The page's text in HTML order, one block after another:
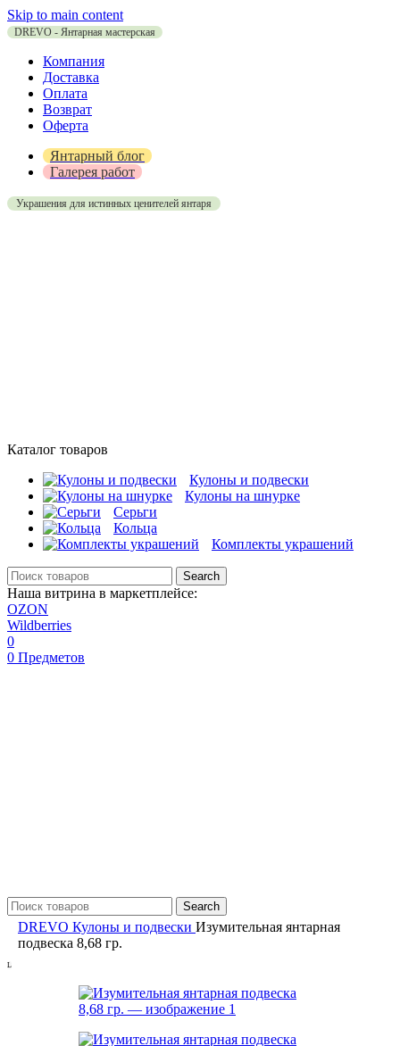
Skip to main content
DREVO - Янтарная мастерская
Компания
Доставка
Оплата
Возврат
Оферта
Янтарный блог
Галерея работ
Украшения для истинных ценителей янтаря
Каталог товаров
Кулоны и подвески
Кулоны на шнурке
Серьги
Кольца
Комплекты украшений
Search
Наша витрина в маркетплейсе:
OZON
Wildberries
0
0 Предметов
Search
DREVO Кулоны и подвески Изумительная янтарная
подвеска 8,68 гр.
L